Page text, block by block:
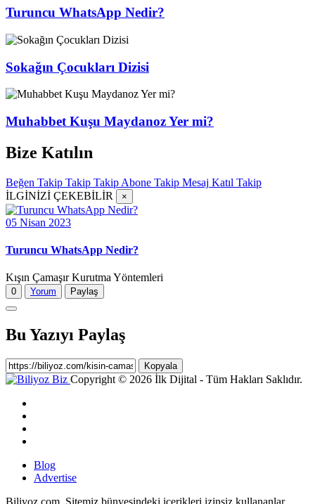
Turuncu WhatsApp Nedir?
Sokağın Çocukları Dizisi
Muhabbet Kuşu Maydanoz Yer mi?
Bize Katılın
Beğen Takip Takip Takip Abone Takip Mesaj Katıl Takip
İLGİNİZİ ÇEKEBİLİR
×
05 Nisan 2023
Turuncu WhatsApp Nedir?
Kışın Çamaşır Kurutma Yöntemleri
0 Yorum Paylaş
Bu Yazıyı Paylaş
Kopyala
Copyright © 2026 İlk Dijital - Tüm Hakları Saklıdır.
Blog
Advertise